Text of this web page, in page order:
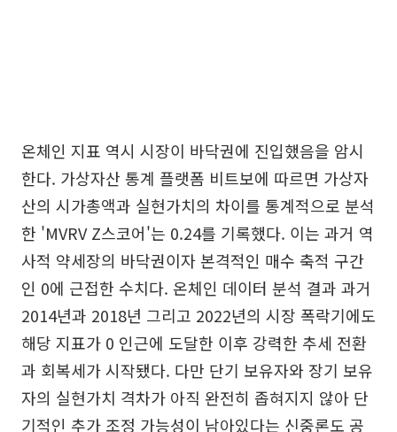
온체인 지표 역시 시장이 바닥권에 진입했음을 암시
한다. 가상자산 통계 플랫폼 비트보에 따르면 가상자
산의 시가총액과 실현가치의 차이를 통계적으로 분석
한 'MVRV Z스코어'는 0.24를 기록했다. 이는 과거 역
사적 약세장의 바닥권이자 본격적인 매수 축적 구간
인 0에 근접한 수치다. 온체인 데이터 분석 결과 과거
2014년과 2018년 그리고 2022년의 시장 폭락기에도
해당 지표가 0 인근에 도달한 이후 강력한 추세 전환
과 회복세가 시작됐다. 다만 단기 보유자와 장기 보유
자의 실현가치 격차가 아직 완전히 좁혀지지 않아 단
기적인 추가 조정 가능성이 남아있다는 신중론도 공